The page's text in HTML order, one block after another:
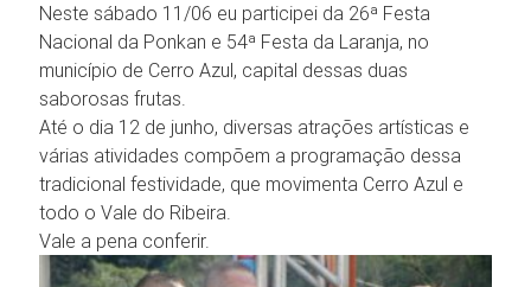
Neste sábado 11/06 eu participei da 26ª Festa
Nacional da Ponkan e 54ª Festa da Laranja, no
município de Cerro Azul, capital dessas duas
saborosas frutas.
Até o dia 12 de junho, diversas atrações artísticas e
várias atividades compõem a programação dessa
tradicional festividade, que movimenta Cerro Azul e
todo o Vale do Ribeira.
Vale a pena conferir.